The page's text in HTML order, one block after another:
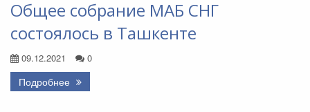
Общее собрание МАБ СНГ
состоялось в Ташкенте
09.12.2021 0
Подробнее